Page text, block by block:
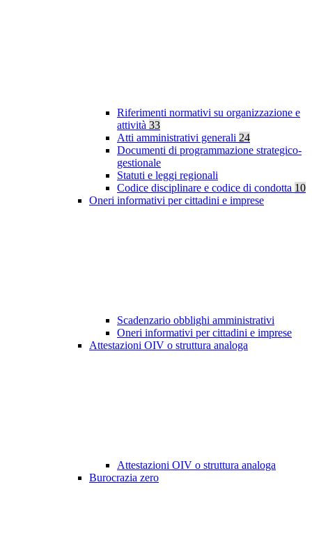
Riferimenti normativi su organizzazione e
attività 33
Atti amministrativi generali 24
Documenti di programmazione strategico-
gestionale
Statuti e leggi regionali
Codice disciplinare e codice di condotta 10
Oneri informativi per cittadini e imprese
Scadenzario obblighi amministrativi
Oneri informativi per cittadini e imprese
Attestazioni OIV o struttura analoga
Attestazioni OIV o struttura analoga
Burocrazia zero